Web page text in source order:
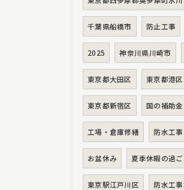
千葉県船橋市 防止工事
2025 神奈川県川崎市
東京都大田区 東京都港
東京都新宿区 国の補助金
工場・倉庫修繕 防水工
お盆休み 夏季休暇の過
東京駅江戸川区 防水工